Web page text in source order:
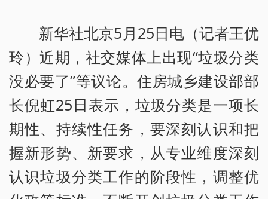
新华社北京5月25日电（记者王优
玲）近期，社交媒体上出现“垃圾分类
没必要了”等议论。住房城乡建设部部
长倪虹25日表示，垃圾分类是一项长
期性、持续性任务，要深刻认识和把
握新形势、新要求，从专业维度深刻
认识垃圾分类工作的阶段性，调整优